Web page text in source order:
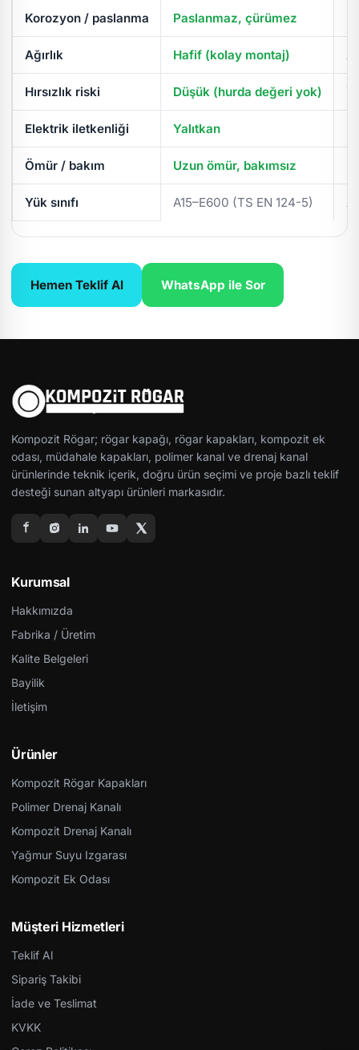
Korozyon / paslanma Paslanmaz, çürümez
Ağırlık Hafif (kolay montaj)
Hırsızlık riski Düşük (hurda değeri yok)
Elektrik iletkenliği Yalıtkan
Ömür / bakım Uzun ömür, bakımsız
Yük sınıfı A15–E600 (TS EN 124-5)
Hemen Teklif Al WhatsApp ile Sor
Kompozit Rögar; rögar kapağı, rögar kapakları, kompozit ek
odası, müdahale kapakları, polimer kanal ve drenaj kanal
ürünlerinde teknik içerik, doğru ürün seçimi ve proje bazlı teklif
desteği sunan altyapı ürünleri markasıdır.
Kurumsal
Hakkımızda
Fabrika / Üretim
Kalite Belgeleri
Bayilik
İletişim
Ürünler
Kompozit Rögar Kapakları
Polimer Drenaj Kanalı
Kompozit Drenaj Kanalı
Yağmur Suyu Izgarası
Kompozit Ek Odası
Müşteri Hizmetleri
Teklif Al
Sipariş Takibi
İade ve Teslimat
KVKK